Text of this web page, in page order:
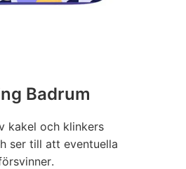
Badrum
kakel och klinkers
ser till att eventuella